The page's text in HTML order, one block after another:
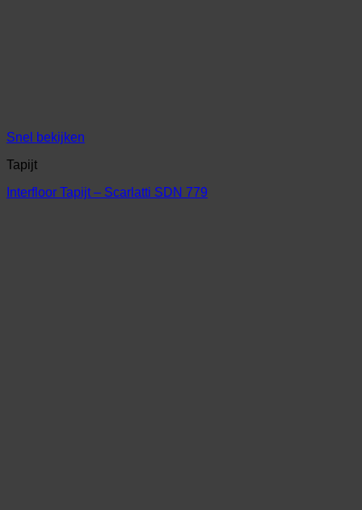
Snel bekijken
Tapijt
Interfloor Tapijt – Scarlatti SDN 779